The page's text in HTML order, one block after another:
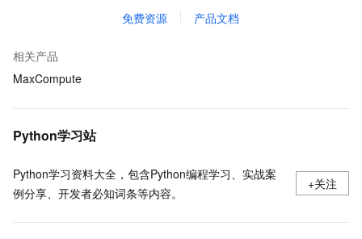
免费资源 产品文档
相关产品
MaxCompute
Python学习站
Python学习资料大全，包含Python编程学习、实战案
例分享、开发者必知词条等内容。
+关注